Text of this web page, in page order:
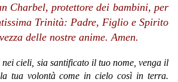
Charbel, protettore dei bambini, per
Trinità: Padre, Figlio e Spirito
delle nostre anime. Amen.
nei cieli, sia santificato il tuo nome, venga il
tua volontà come in cielo così in terra.